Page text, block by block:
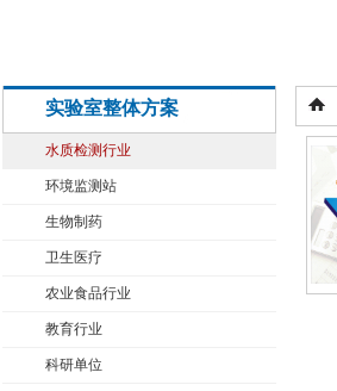
实验室整体方案
水质检测行业
环境监测站
生物制药
卫生医疗
农业食品行业
教育行业
科研单位